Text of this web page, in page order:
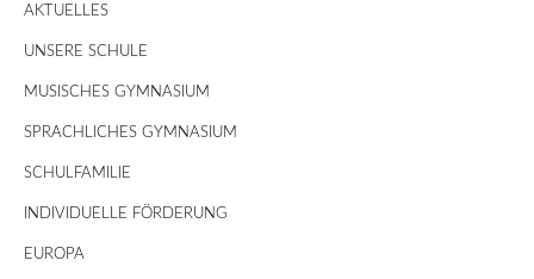
AKTUELLES
UNSERE SCHULE
MUSISCHES GYMNASIUM
SPRACHLICHES GYMNASIUM
SCHULFAMILIE
INDIVIDUELLE FÖRDERUNG
EUROPA